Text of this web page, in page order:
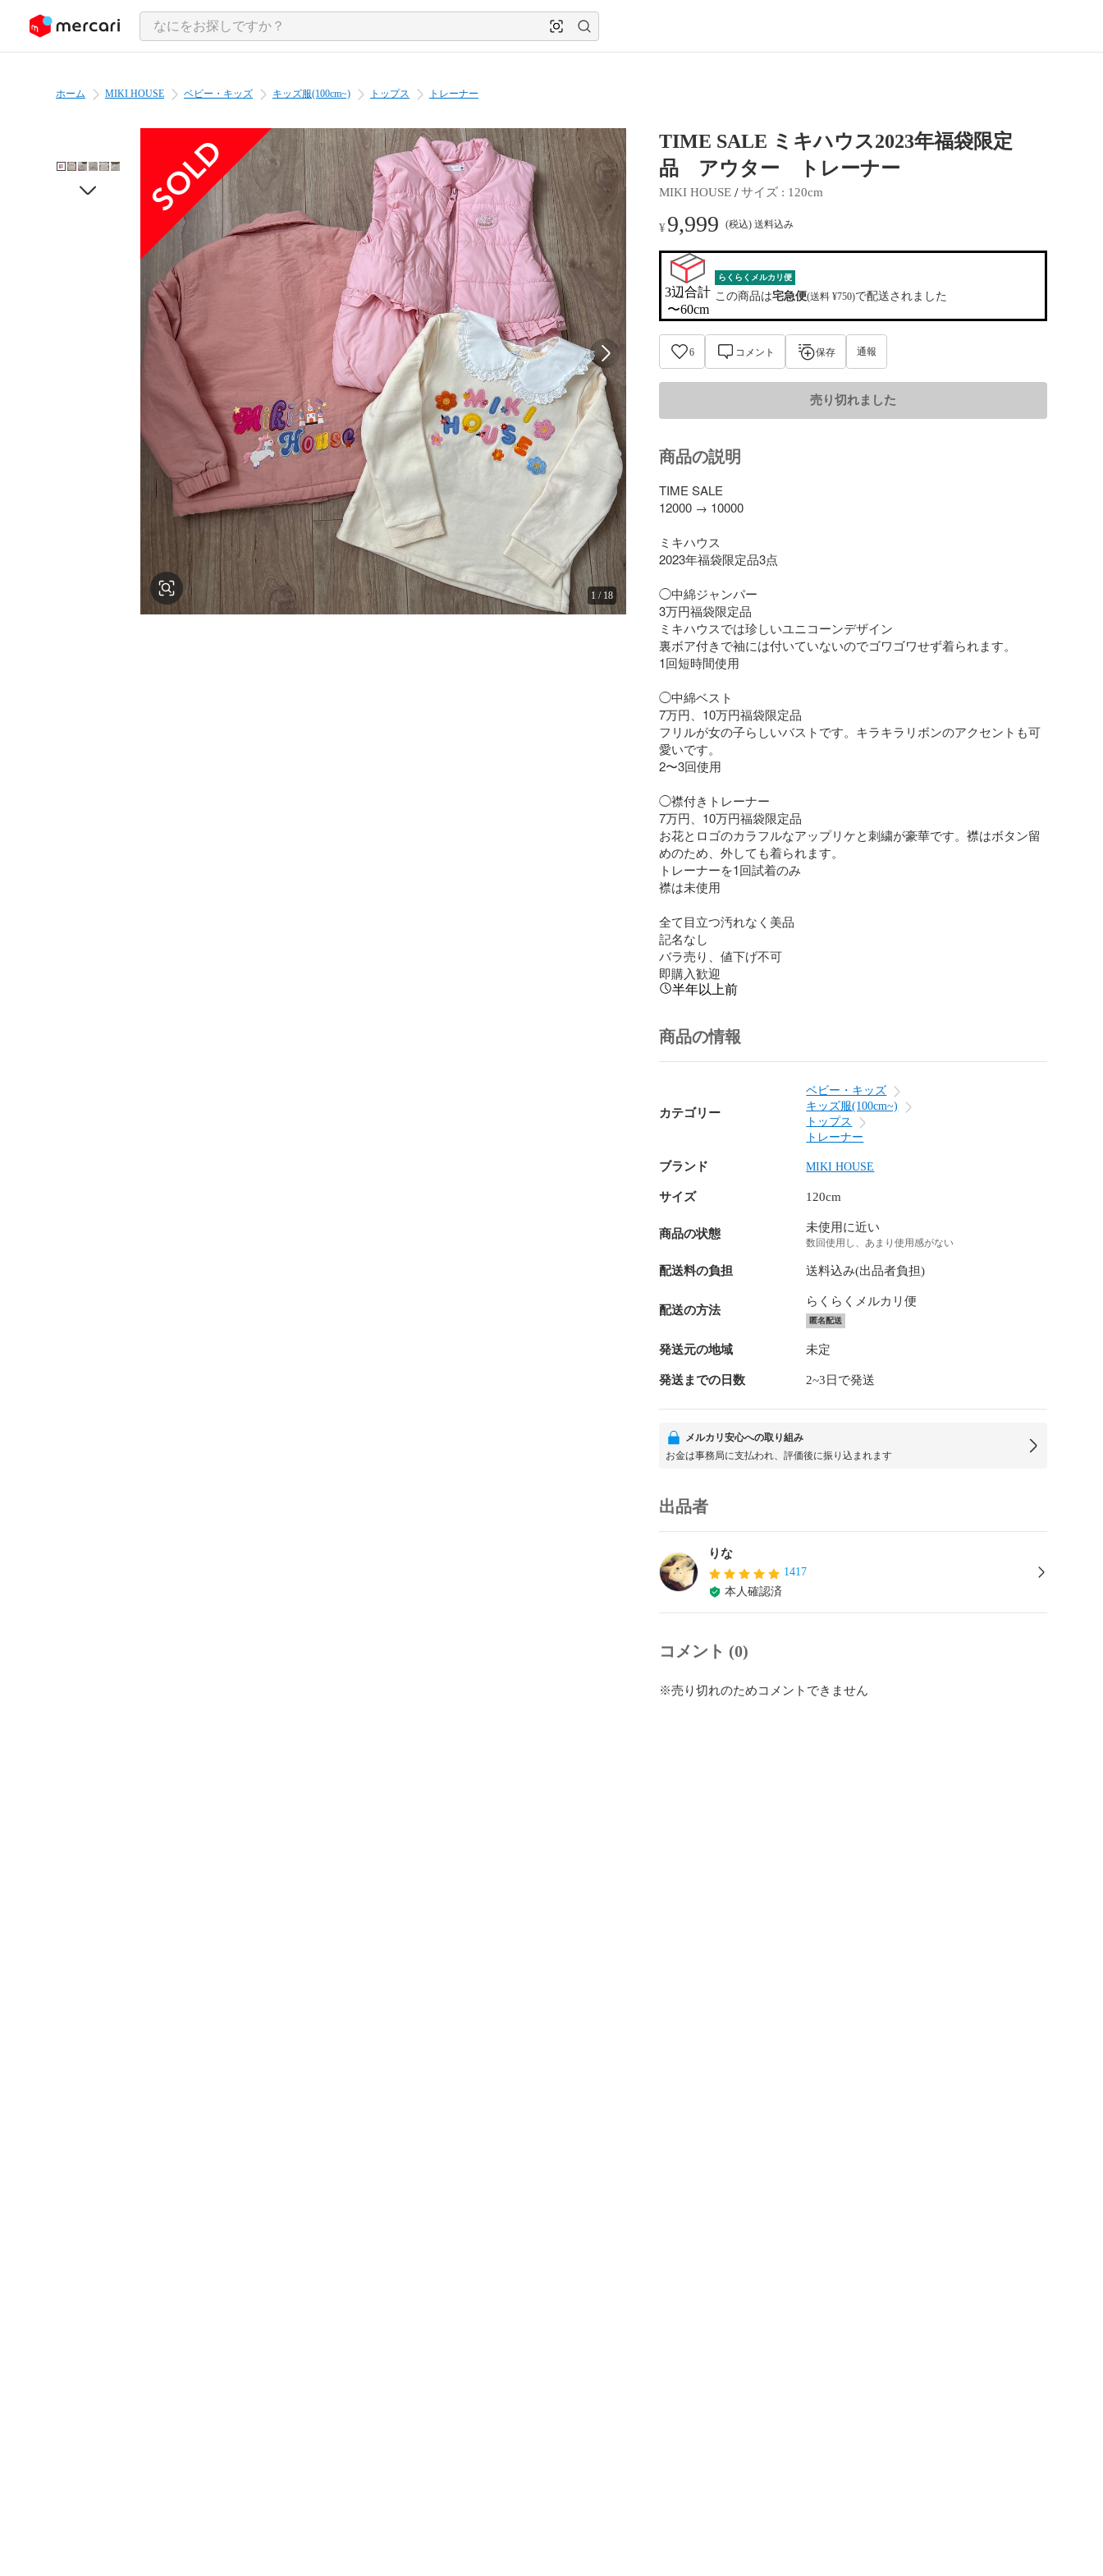
ツにスキップ
ホーム MIKI HOUSE ベビー・キッズ キッズ服(100cm~) トップス トレーナー
1/ 18
TIME SALE ミキハウス2023年福袋限定
品 アウター トレーナー
MIKI HOUSE / サイズ : 120cm
¥ 9,999 (税込) 送料込み
3辺合計
〜60cm
らくらくメルカリ便
この商品は宅急便(送料 ¥750)で配送されました
6 コメント 保存 通報
売り切れました
商品の説明
TIME SALE
12000 → 10000
ミキハウス
2023年福袋限定品3点
◯中綿ジャンパー
3万円福袋限定品
ミキハウスでは珍しいユニコーンデザイン
裏ボア付きで袖には付いていないのでゴワゴワせず着られます。
1回短時間使用
◯中綿ベスト
7万円、10万円福袋限定品
フリルが女の子らしいバストです。キラキラリボンのアクセントも可
愛いです。
2〜3回使用
◯襟付きトレーナー
7万円、10万円福袋限定品
お花とロゴのカラフルなアップリケと刺繍が豪華です。襟はボタン留
めのため、外しても着られます。
トレーナーを1回試着のみ
襟は未使用
全て目立つ汚れなく美品
記名なし
バラ売り、値下げ不可
即購入歓迎
半年以上前
商品の情報
カテゴリー
ベビー・キッズ
キッズ服(100cm~)
トップス
トレーナー
ブランド MIKI HOUSE
サイズ 120cm
商品の状態 未使用に近い
数回使用し、あまり使用感がない
配送料の負担 送料込み(出品者負担)
配送の方法
らくらくメルカリ便
匿名配送
発送元の地域 未定
発送までの日数 2~3日で発送
メルカリ安心への取り組み
お金は事務局に支払われ、評価後に振り込まれます
出品者
りな
1417
本人確認済
コメント (0)
※売り切れのためコメントできません